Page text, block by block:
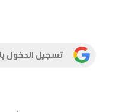
تسجيل الدخول